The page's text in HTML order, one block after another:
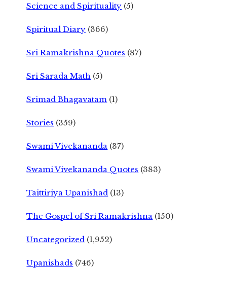
Science and Spirituality (5)
Spiritual Diary (366)
Sri Ramakrishna Quotes (87)
Sri Sarada Math (5)
Srimad Bhagavatam (1)
Stories (359)
Swami Vivekananda (37)
Swami Vivekananda Quotes (383)
Taittiriya Upanishad (13)
The Gospel of Sri Ramakrishna (150)
Uncategorized (1,952)
Upanishads (746)